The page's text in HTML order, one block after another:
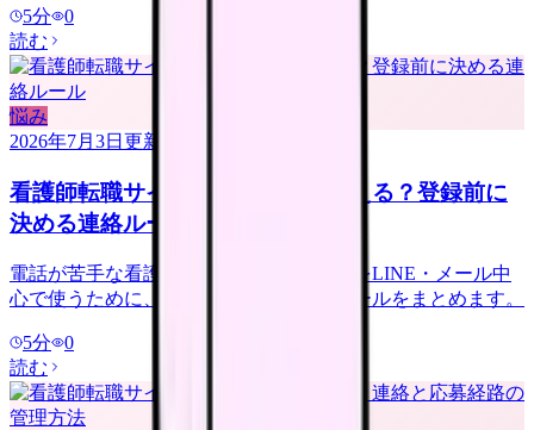
5分
0
読む
悩み
2026年7月3日 更新
看護師転職サイトは電話なしで使える？登録前に
決める連絡ルール
電話が苦手な看護師さんへ。転職サイトをLINE・メール中
心で使うために、登録前に決める連絡ルールをまとめます。
5分
0
読む